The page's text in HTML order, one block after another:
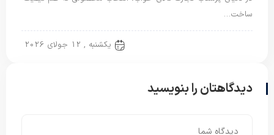
ساخت…
یکشنبه , 12 جولای 2026
دیدگاهتان را بنویسید